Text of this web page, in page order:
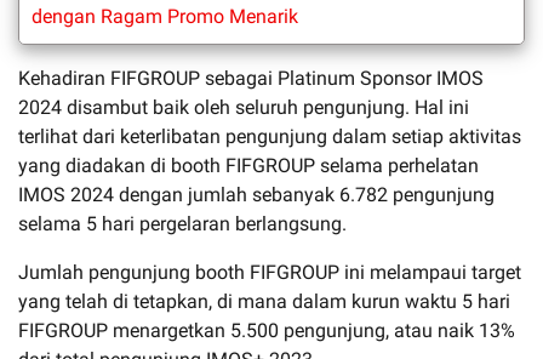
dengan Ragam Promo Menarik
Kehadiran FIFGROUP sebagai Platinum Sponsor IMOS
2024 disambut baik oleh seluruh pengunjung. Hal ini
terlihat dari keterlibatan pengunjung dalam setiap aktivitas
yang diadakan di booth FIFGROUP selama perhelatan
IMOS 2024 dengan jumlah sebanyak 6.782 pengunjung
selama 5 hari pergelaran berlangsung.
Jumlah pengunjung booth FIFGROUP ini melampaui target
yang telah di tetapkan, di mana dalam kurun waktu 5 hari
FIFGROUP menargetkan 5.500 pengunjung, atau naik 13%